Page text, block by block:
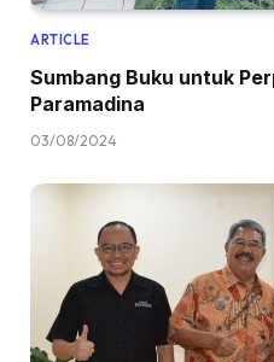
ARTICLE
Sumbang Buku untuk
Paramadina
03/08/2024